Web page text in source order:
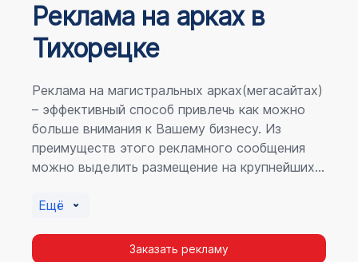
Реклама на аркаx в
Тихорецке
Реклама на магистральных арках(мегасайтах)
– эффективный способ привлечь как можно
больше внимания к Вашему бизнесу. Из
преимуществ этого рекламного сообщения
можно выделить размещение на крупнейших
пешеходному потоку расположение в прямой
повторных контактов.
Ещё
Заказать рекламу